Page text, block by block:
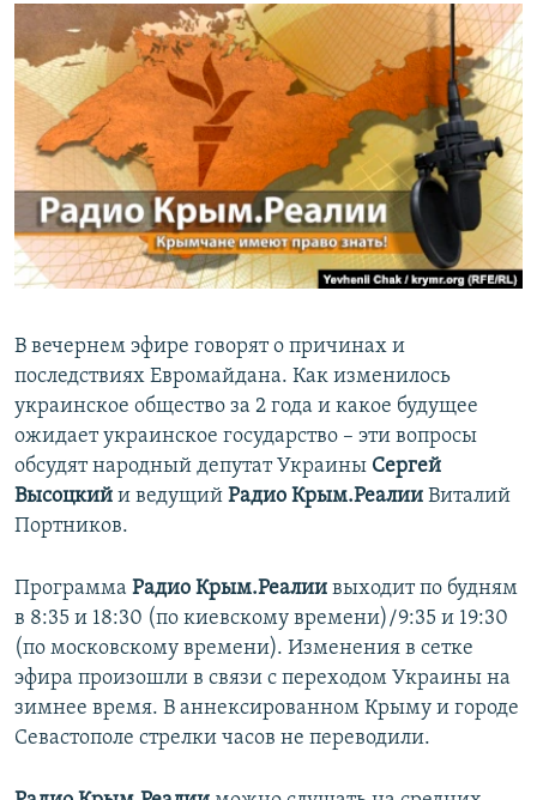
поискуИНФОГРАФИКА
ТЕЛЕПРОЕКТ КРЫМ.РЕАЛИИ
СОВЕТЫ ПРАВОЗАЩИТНИКОВ
ПРОПАВШИЕ БЕЗ ВЕСТИ
ПОБЕДИТЕЛЕЙ НЕ СУДЯТ?
КРЫМ.НЕПОКОРЕННЫЙ
ELIFBE
КАК ОБОЙТИ БЛОКИРОВКУ
Українською
Qırımtatar
ПРИСОЕДИНЯЙТЕСЬ!
Все сайты RFE/RL
В вечернем эфире говорят о причинах и
последствиях Евромайдана. Как изменилось
украинское общество за 2 года и какое будущее
ожидает украинское государство – эти вопросы
обсудят народный депутат Украины Сергей
Высоцкий и ведущий Радио Крым.Реалии Виталий
Портников.
Программа Радио Крым.Реалии выходит по будням
в 8:35 и 18:30 (по киевскому времени)/9:35 и 19:30
(по московскому времени). Изменения в сетке
эфира произошли в связи с переходом Украины на
зимнее время. В аннексированном Крыму и городе
Севастополе стрелки часов не переводили.